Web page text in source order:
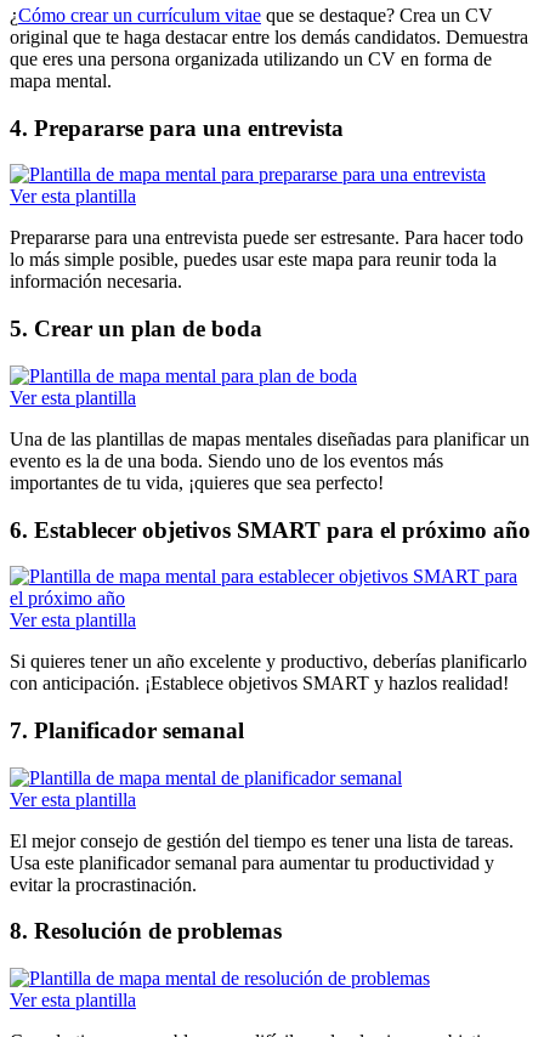
¿Cómo crear un currículum vitae que se destaque? Crea un CV
original que te haga destacar entre los demás candidatos. Demuestra
que eres una persona organizada utilizando un CV en forma de
mapa mental.
4. Prepararse para una entrevista
Ver esta plantilla
Prepararse para una entrevista puede ser estresante. Para hacer todo
lo más simple posible, puedes usar este mapa para reunir toda la
información necesaria.
5. Crear un plan de boda
Ver esta plantilla
Una de las plantillas de mapas mentales diseñadas para planificar un
evento es la de una boda. Siendo uno de los eventos más
importantes de tu vida, ¡quieres que sea perfecto!
6. Establecer objetivos SMART para el próximo año
Ver esta plantilla
Si quieres tener un año excelente y productivo, deberías planificarlo
con anticipación. ¡Establece objetivos SMART y hazlos realidad!
7. Planificador semanal
Ver esta plantilla
El mejor consejo de gestión del tiempo es tener una lista de tareas.
Usa este planificador semanal para aumentar tu productividad y
evitar la procrastinación.
8. Resolución de problemas
Ver esta plantilla